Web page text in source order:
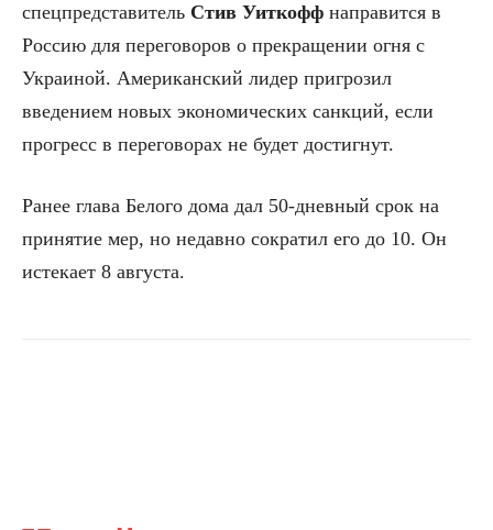
спецпредставитель Стив Уиткофф направится в
Россию для переговоров о прекращении огня с
Украиной. Американский лидер пригрозил
введением новых экономических санкций, если
прогресс в переговорах не будет достигнут.
Ранее глава Белого дома дал 50-дневный срок на
принятие мер, но недавно сократил его до 10. Он
истекает 8 августа.